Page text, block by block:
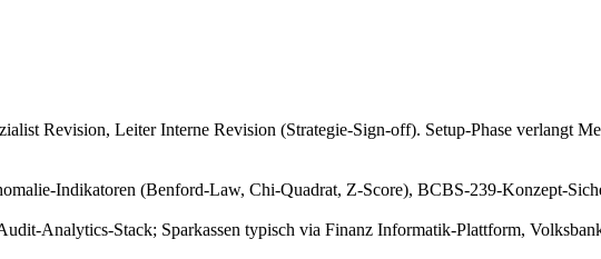
Revision, Leiter Interne Revision (Strategie-Sign-off). Setup-Phase verlangt
Indikatoren (Benford-Law, Chi-Quadrat, Z-Score), BCBS-239-Konzept-
Analytics-Stack; Sparkassen typisch via Finanz Informatik-Plattform,